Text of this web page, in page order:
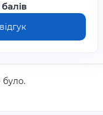
було.